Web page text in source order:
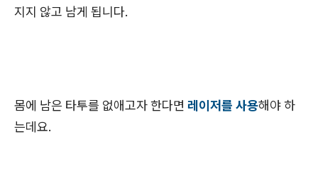
지지 않고 남게 됩니다.
몸에 남은 타투를 없애고자 한다면 레이저를 사용해야 하
는데요.